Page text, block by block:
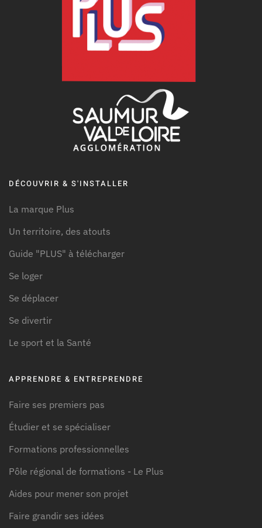
DÉCOUVRIR & S'INSTALLER
La marque Plus
Un territoire, des atouts
Guide "PLUS" à télécharger
Se loger
Se déplacer
Se divertir
Le sport et la Santé
APPRENDRE & ENTREPRENDRE
Faire ses premiers pas
Étudier et se spécialiser
Formations professionnelles
Pôle régional de formations - Le Plus
Aides pour mener son projet
Faire grandir ses idées